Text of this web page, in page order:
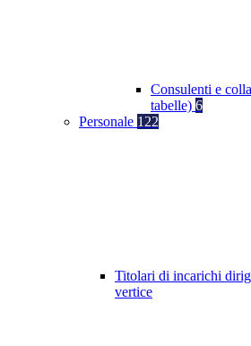
Consulenti e
tabelle) 6
Personale 122
Titolari di incarichi
vertice